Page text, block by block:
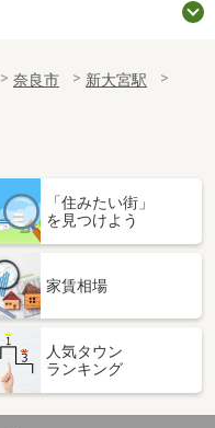
奈良市
新大宮駅
「住みたい街」
を見つけよう
家賃相場
人気タウン
ランキング